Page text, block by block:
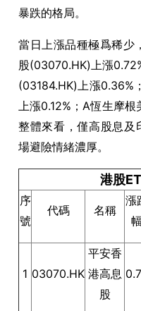
暴跌的格局。
當日上漲品種極爲稀少
股(03070.HK)上漲
(03184.HK)上漲0.36%
上漲0.12%；A恆生摩根
整體來看，僅高股息及
場避險情緒濃厚。
港股
序
號
代碼 名稱
漲
幅
1 03070.HK
平安香
港高息
股